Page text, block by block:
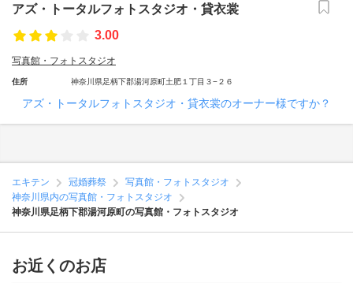
アズ・トータルフォトスタジオ・貸衣裳
3.00
写真館・フォトスタジオ
住所 神奈川県足柄下郡湯河原町土肥１丁目３−２６
アズ・トータルフォトスタジオ・貸衣裳のオーナー様ですか？
エキテン 冠婚葬祭
写真館・フォトスタジオ
神奈川県内の写真館・フォトスタジオ
神奈川県足柄下郡湯河原町の写真館・フォトスタジオ
お近くのお店